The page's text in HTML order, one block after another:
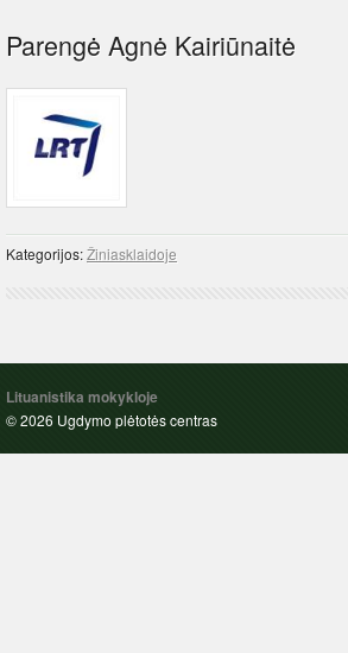
Parengė Agnė Kairiūnaitė
Kategorijos:Žiniasklaidoje
Lituanistika mokykloje
© 2026 Ugdymo plėtotės centras